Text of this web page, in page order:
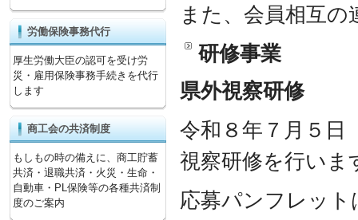
また、会員相互
研修事業
県外視察研修
令和８年７月５日
視察研修を行いま
応募パンフレット
労働保険事務代行
厚生労働大臣の認可を受け労
災・雇用保険事務手続きを代行
します
商工会の共済制度
もしもの時の備えに、商工貯蓄
共済・退職共済・火災・生命・
自動車・PL保険等の各種共済制
度のご案内